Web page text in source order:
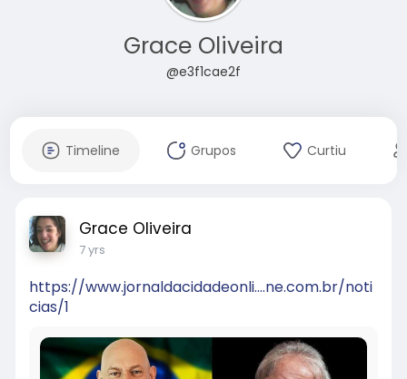
Grace Oliveira
@e3f1cae2f
Timeline Grupos Curtiu
Grace Oliveira
7 yrs
https://www.jornaldacidadeonli....ne.com.br/noti
cias/1